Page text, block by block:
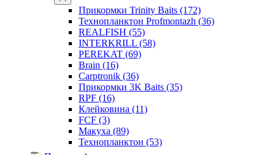
Прикормки Trinity Baits (172)
Технопланктон Profmontazh (36)
REALFISH (55)
INTERKRILL (58)
PEREKAT (69)
Brain (16)
Carptronik (36)
Прикормки 3K Baits (35)
RPF (16)
Клейковина (11)
FCF (3)
Макуха (89)
Технопланктон (53)